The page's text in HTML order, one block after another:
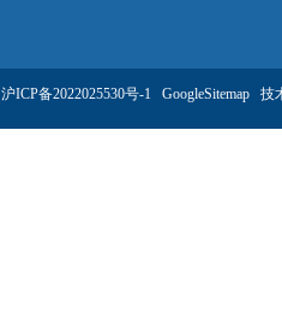
沪ICP备2022025530号-1 GoogleSitemap 技